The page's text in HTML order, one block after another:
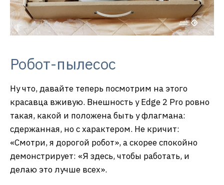
Робот-пылесос
Ну что, давайте теперь посмотрим на этого
красавца вживую. Внешность у Edge 2 Pro ровно
такая, какой и положена быть у флагмана:
сдержанная, но с характером. Не кричит:
«Смотри, я дорогой робот», а скорее спокойно
демонстрирует: «Я здесь, чтобы работать, и
делаю это лучше всех».